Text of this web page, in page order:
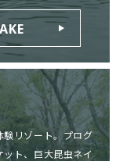
リゾート。プログ
ット、巨大昆虫ネイ